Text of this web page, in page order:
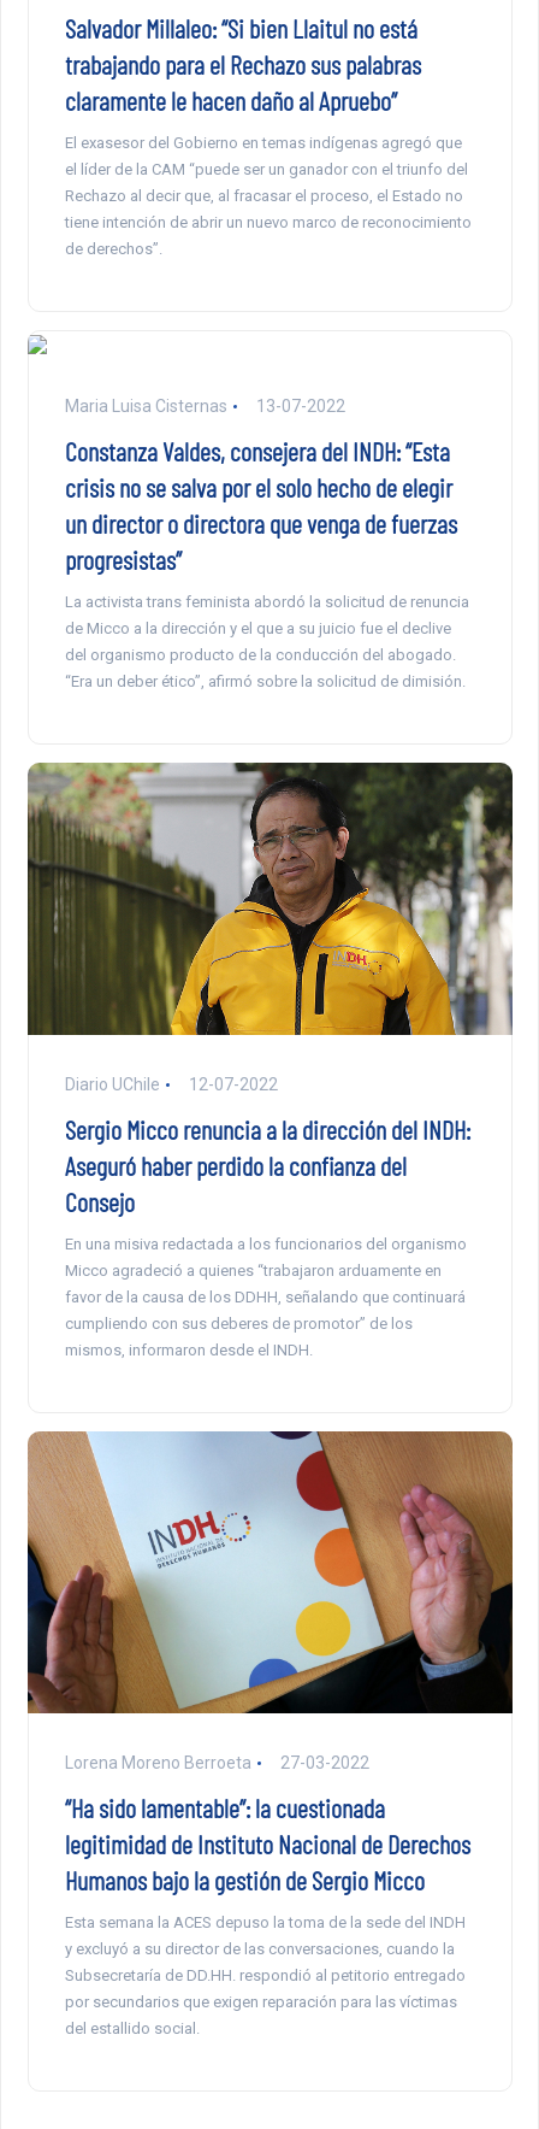
Salvador Millaleo: “Si bien Llaitul no está
trabajando para el Rechazo sus palabras
claramente le hacen daño al Apruebo”
El exasesor del Gobierno en temas indígenas agregó que
el líder de la CAM “puede ser un ganador con el triunfo del
Rechazo al decir que, al fracasar el proceso, el Estado no
tiene intención de abrir un nuevo marco de reconocimiento
de derechos”.
Maria Luisa Cisternas 13-07-2022
Constanza Valdes, consejera del INDH: “Esta
crisis no se salva por el solo hecho de elegir
un director o directora que venga de fuerzas
progresistas”
La activista trans feminista abordó la solicitud de renuncia
de Micco a la dirección y el que a su juicio fue el declive
del organismo producto de la conducción del abogado.
“Era un deber ético”, afirmó sobre la solicitud de dimisión.
Diario UChile 12-07-2022
Sergio Micco renuncia a la dirección del INDH:
Aseguró haber perdido la confianza del
Consejo
En una misiva redactada a los funcionarios del organismo
Micco agradeció a quienes “trabajaron arduamente en
favor de la causa de los DDHH, señalando que continuará
cumpliendo con sus deberes de promotor” de los
mismos, informaron desde el INDH.
Lorena Moreno Berroeta 27-03-2022
“Ha sido lamentable”: la cuestionada
legitimidad de Instituto Nacional de Derechos
Humanos bajo la gestión de Sergio Micco
Esta semana la ACES depuso la toma de la sede del INDH
y excluyó a su director de las conversaciones, cuando la
Subsecretaría de DD.HH. respondió al petitorio entregado
por secundarios que exigen reparación para las víctimas
del estallido social.